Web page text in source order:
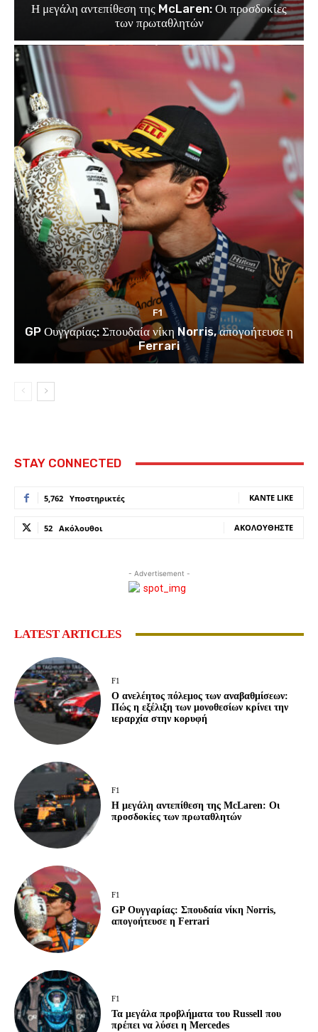
Η μεγάλη αντεπίθεση της McLaren: Οι προσδοκίες
των πρωταθλητών
F1
GP Ουγγαρίας: Σπουδαία νίκη Norris, απογοήτευσε η
Ferrari
STAY CONNECTED
5,762 Υποστηρικτές ΚΆΝΤΕ LIKE
52 Ακόλουθοι ΑΚΟΛΟΥΘΉΣΤΕ
- Advertisement -
LATEST ARTICLES
F1
Ο ανελέητος πόλεμος των αναβαθμίσεων:
Πώς η εξέλιξη των μονοθεσίων κρίνει την
ιεραρχία στην κορυφή
F1
Η μεγάλη αντεπίθεση της McLaren: Οι
προσδοκίες των πρωταθλητών
F1
GP Ουγγαρίας: Σπουδαία νίκη Norris,
απογοήτευσε η Ferrari
F1
Τα μεγάλα προβλήματα του Russell που
πρέπει να λύσει η Mercedes